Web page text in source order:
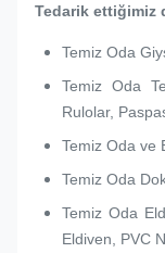
Tedarik ettiğimiz
Temiz Oda
Temiz Oda
Rulolar,
Temiz Oda ve
Temiz Oda
Temiz Oda
Eldiven, PVC